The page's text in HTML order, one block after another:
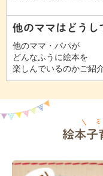
他のママはどうし
他のママ・パパが
どんなふうに絵本を
楽しんでいるのかご紹
絵本子